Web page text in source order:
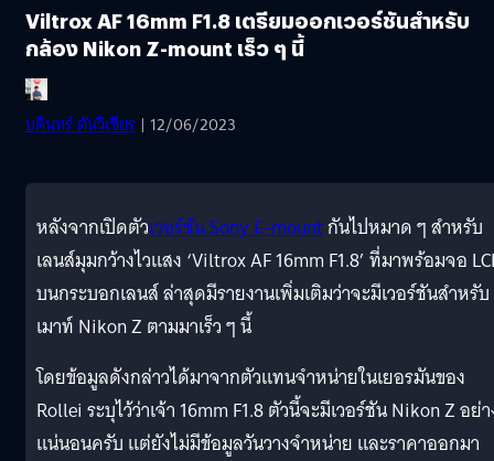
Viltrox AF 16mm F1.8 เตรียมออกเวอร์ชันสำหรับ
กล้อง Nikon Z-mount เร็ว ๆ นี้
บดินทร์ ตันวิเชียร | 12/06/2023
หลังจากเปิดตัวเวอร์ชัน Sony E-mountกันไปหมาด ๆ สำหรับ
เลนส์มุมกว้างไวแสง ‘Viltrox AF 16mm F1.8’ ที่มาพร้อมจอ
บนกระบอกเลนส์ ล่าสุดมีรายงานเพิ่มเติมว่าจะมีเวอร์ชันสำหรับ
เมาท์ Nikon Z ตามมาเร็ว ๆ นี้
โดยข้อมูลดังกล่าวได้มาจากตัวแทนจำหน่ายในเยอรมันของ
Rollei ระบุไว้ว่าเจ้า 16mm F1.8 ตัวนี้จะมีเวอร์ชัน Nikon Z อย่
แน่นอนครับ แต่ยังไม่มีข้อมูลวันวางจำหน่าย และราคาออกมา